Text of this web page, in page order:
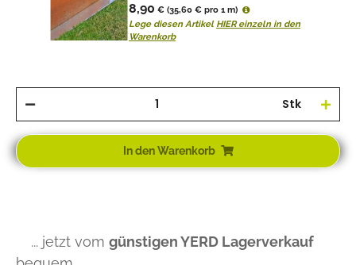
8,90 € (35,60 € pro 1 m)
Lege diesen Artikel HIER einzeln in den
Warenkorb
Stk
In den Warenkorb
... jetzt vom günstigen YERD Lagerverkauf